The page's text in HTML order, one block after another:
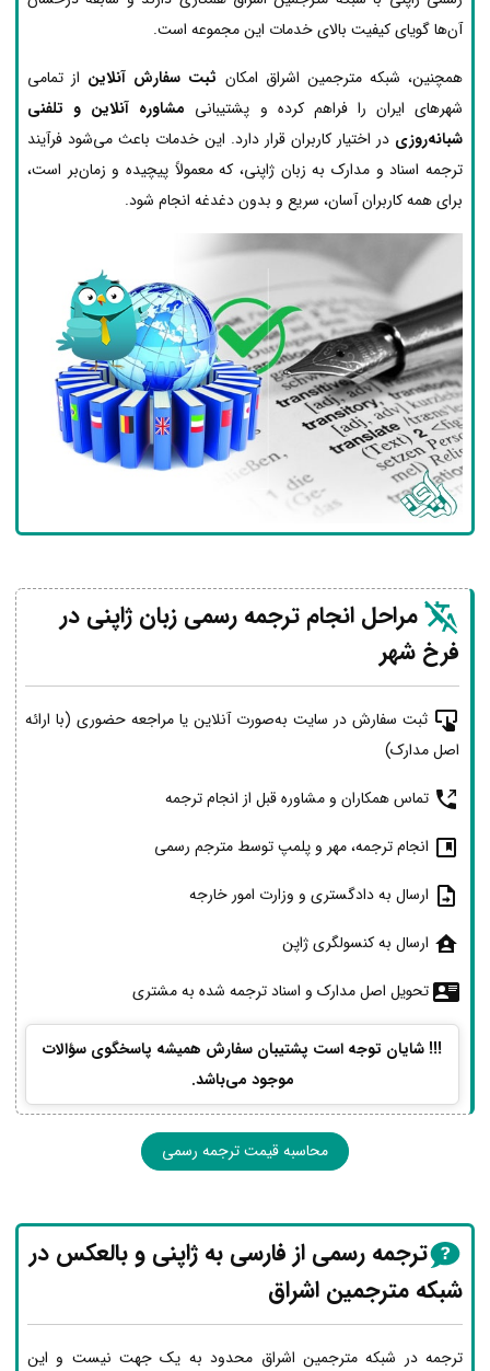
آن‌ها گویای کیفیت بالای خدمات این مجموعه است.
همچنین، شبکه مترجمین اشراق امکان ثبت سفارش آنلاین از تمامی
شهرهای ایران را فراهم کرده و پشتیبانی مشاوره آنلاین و تلفنی
شبانه‌روزی در اختیار کاربران قرار دارد. این خدمات باعث می‌شود فرآیند
ترجمه اسناد و مدارک به زبان ژاپنی، که معمولاً پیچیده و زمان‌بر است،
برای همه کاربران آسان، سریع و بدون دغدغه انجام شود.
مراحل انجام ترجمه رسمی زبان ژاپنی در
فرخ شهر
ثبت سفارش در سایت به‌صورت آنلاین یا مراجعه حضوری (با ارائه
اصل مدارک)
تماس همکاران و مشاوره قبل از انجام ترجمه
انجام ترجمه، مهر و پلمپ توسط مترجم رسمی
ارسال به دادگستری و وزارت امور خارجه
ارسال به کنسولگری ژاپن
تحویل اصل مدارک و اسناد ترجمه شده به مشتری
!!! شایان توجه است پشتیبان سفارش همیشه پاسخگوی سؤالات
موجود می‌باشد.
محاسبه قیمت ترجمه رسمی
ترجمه رسمی از فارسی به ژاپنی و بالعکس در
شبکه مترجمین اشراق
ترجمه در شبکه مترجمین اشراق محدود به یک جهت نیست و این